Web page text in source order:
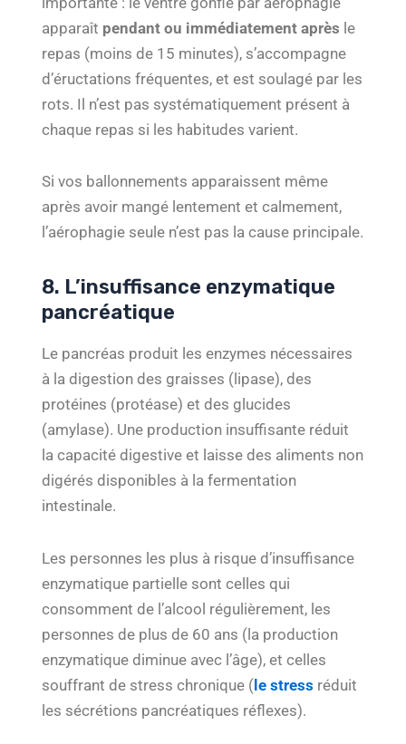
apparaît pendant ou immédiatement après le
repas (moins de 15 minutes), s’accompagne
d’éructations fréquentes, et est soulagé par les
rots. Il n’est pas systématiquement présent à
chaque repas si les habitudes varient.
Si vos ballonnements apparaissent même
après avoir mangé lentement et calmement,
l’aérophagie seule n’est pas la cause principale.
8. L’insuffisance enzymatique
pancréatique
Le pancréas produit les enzymes nécessaires
à la digestion des graisses (lipase), des
protéines (protéase) et des glucides
(amylase). Une production insuffisante réduit
la capacité digestive et laisse des aliments non
digérés disponibles à la fermentation
intestinale.
Les personnes les plus à risque d’insuffisance
enzymatique partielle sont celles qui
consomment de l’alcool régulièrement, les
personnes de plus de 60 ans (la production
enzymatique diminue avec l’âge), et celles
souffrant de stress chronique (le stress réduit
les sécrétions pancréatiques réflexes).